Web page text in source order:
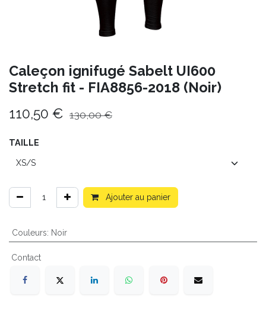
Caleçon ignifugé Sabelt UI600
Stretch fit - FIA8856-2018 (Noir)
110,50 € 130,00€
TAILLE
Ajouter au panier
Couleurs: Noir
Contact